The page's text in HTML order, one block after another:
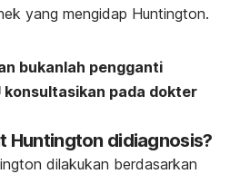
yang mengidap Huntington.
bukanlah pengganti
konsultasikan pada dokter
Huntington didiagnosis?
dilakukan berdasarkan